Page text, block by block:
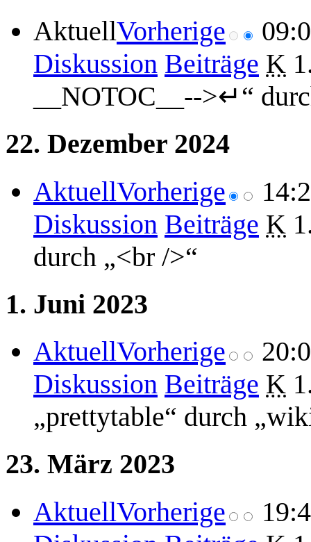
AktuellVorherige
Diskussion Beiträge K
__NOTOC__-->↵“
22. Dezember 2024
AktuellVorherige
Diskussion Beiträge K
durch „<br />“
1. Juni 2023
AktuellVorherige
Diskussion Beiträge K
„prettytable“ durch
23. März 2023
AktuellVorherige